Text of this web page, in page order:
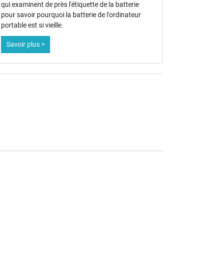
qui examinent de près l'étiquette de la batterie
pour savoir pourquoi la batterie de l'ordinateur
portable est si vieille.
Savoir plus >